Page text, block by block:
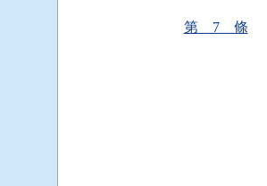
第 7 條